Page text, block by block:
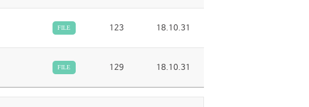
FILE 123 18.10.31
FILE 129 18.10.31